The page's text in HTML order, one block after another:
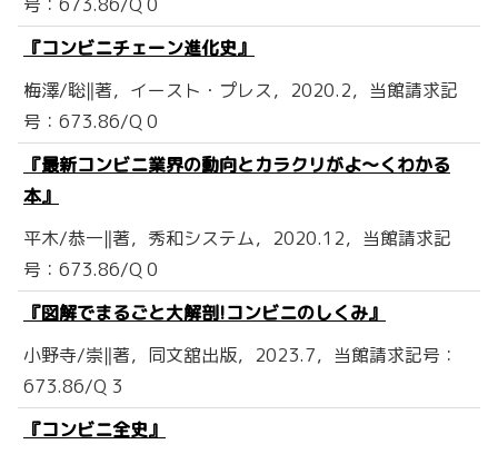
『コンビニチェーン進化史』
梅澤/聡‖著，イースト・プレス，2020.2，当館請求記
号：673.86/Q 0
『最新コンビニ業界の動向とカラクリがよ〜くわかる
本』
平木/恭一‖著，秀和システム，2020.12，当館請求記
号：673.86/Q 0
『図解でまるごと大解剖!コンビニのしくみ』
小野寺/崇‖著，同文舘出版，2023.7，当館請求記号：
673.86/Q 3
『コンビニ全史』